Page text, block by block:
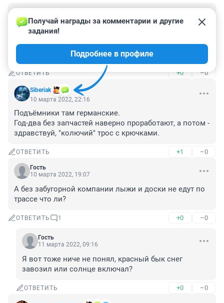
13 марта 2022, 18:27
Обыкновенным жителям новосибирска это все без
разницы. Печатайте такие новости в групповом чате
любителей этого разврата
ОТВЕТИТЬ +0 –0
Siberiak
Получай награды за комментарии и другие
задания!
Подробнее в профиле
10 марта 2022, 22:16
Подъёмники там германские.
Год-два без запчастей наверно проработают, а потом -
здравствуй, "колючий" трос с крючками.
ОТВЕТИТЬ +1 –0
Гость
10 марта 2022, 19:07
А без забугорной компании лыжи и доски не едут по
трассе что ли?
ОТВЕТИТЬ 1 +0 –0
Гость
11 марта 2022, 09:16
Я вот тоже ниче не понял, красный бык снег
завозил или солнце включал?
ОТВЕТИТЬ +0 –0